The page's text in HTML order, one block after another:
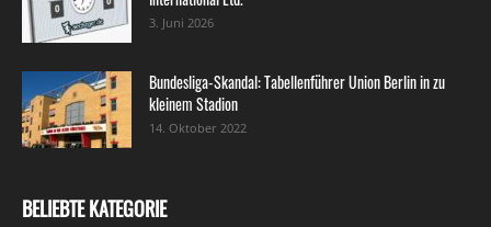
3. Juni 2026
Bundesliga-Skandal: Tabellenführer Union Berlin in zu
kleinem Stadion
14. Oktober 2022
BELIEBTE KATEGORIE